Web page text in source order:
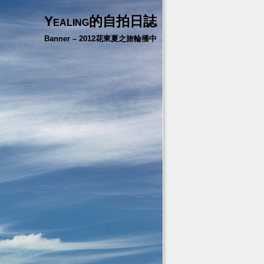
Yealing的自拍日誌
Banner – 2012花東夏之旅輪播中